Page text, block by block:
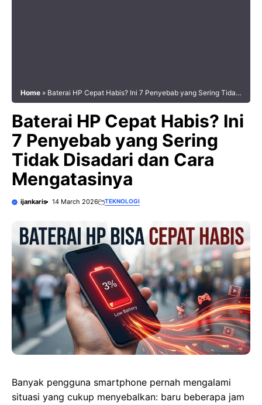
Home » Baterai HP Cepat Habis? Ini 7 Penyebab yang Sering Tidak
Baterai HP Cepat Habis? Ini
7 Penyebab yang Sering
Tidak Disadari dan Cara
Mengatasinya
ijankaris 14 March 2026 TEKNOLOGI
Banyak pengguna smartphone pernah mengalami
situasi yang cukup menyebalkan: baru beberapa jam